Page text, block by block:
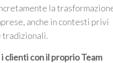
la
anche in contesti privi
clienti con il proprio Team